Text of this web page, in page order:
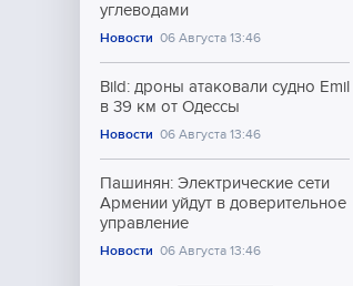
углеводами
Новости 06 Августа 13:46
Bild: дроны атаковали судно Emil
в 39 км от Одессы
Новости 06 Августа 13:46
Пашинян: Электрические сети
Армении уйдут в доверительное
управление
Новости 06 Августа 13:46